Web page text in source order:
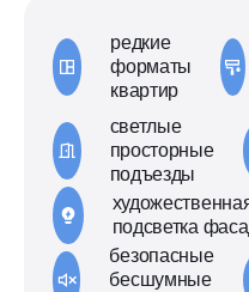
редкие
форматы
квартир
светлые
просторные
подъезды
подсветка
безопасные
бесшумные